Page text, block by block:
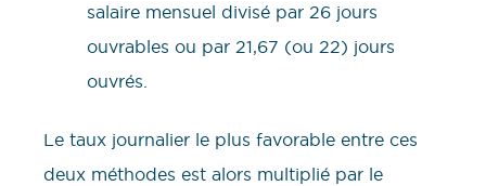
salaire mensuel divisé par 26 jours
ouvrables ou par 21,67 (ou 22) jours
ouvrés.
Le taux journalier le plus favorable entre ces
deux méthodes est alors multiplié par le